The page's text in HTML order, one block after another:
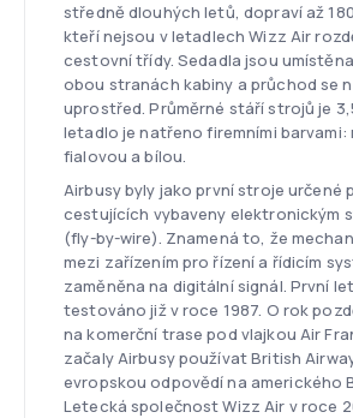
středně dlouhých letů, dopraví až
kteří nejsou v letadlech Wizz Air
cestovní třídy. Sedadla jsou
obou stranách kabiny a průchod se
uprostřed. Průměrné stáří strojů je
letadlo je natřeno firemními barvami:
fialovou a bílou.
Airbusy byly jako první stroje určené
cestujících vybaveny elektronickým
(fly-by-wire). Znamená to, že
mezi zařízením pro řízení a řídicím
zaměněna na digitální signál. První
testováno již v roce 1987. O rok
na komerční trase pod vlajkou Air
začaly Airbusy používat British
evropskou odpovědí na amerického
Letecká společnost Wizz Air v roce